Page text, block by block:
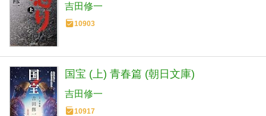
吉田修一
10903
国宝 (上) 青春篇 (朝日文庫)
吉田修一
10917